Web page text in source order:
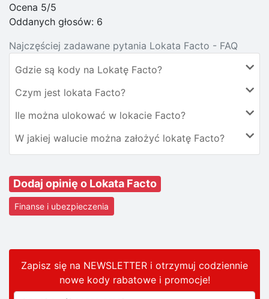
Ocena 5/5
Oddanych głosów: 6
Najczęściej zadawane pytania Lokata Facto - FAQ
Gdzie są kody na Lokatę Facto?
Czym jest lokata Facto?
Ile można ulokować w lokacie Facto?
W jakiej walucie można założyć lokatę Facto?
Dodaj opinię o Lokata Facto
Finanse i ubezpieczenia
Zapisz się na NEWSLETTER i otrzymuj codziennie
nowe kody rabatowei promocje!